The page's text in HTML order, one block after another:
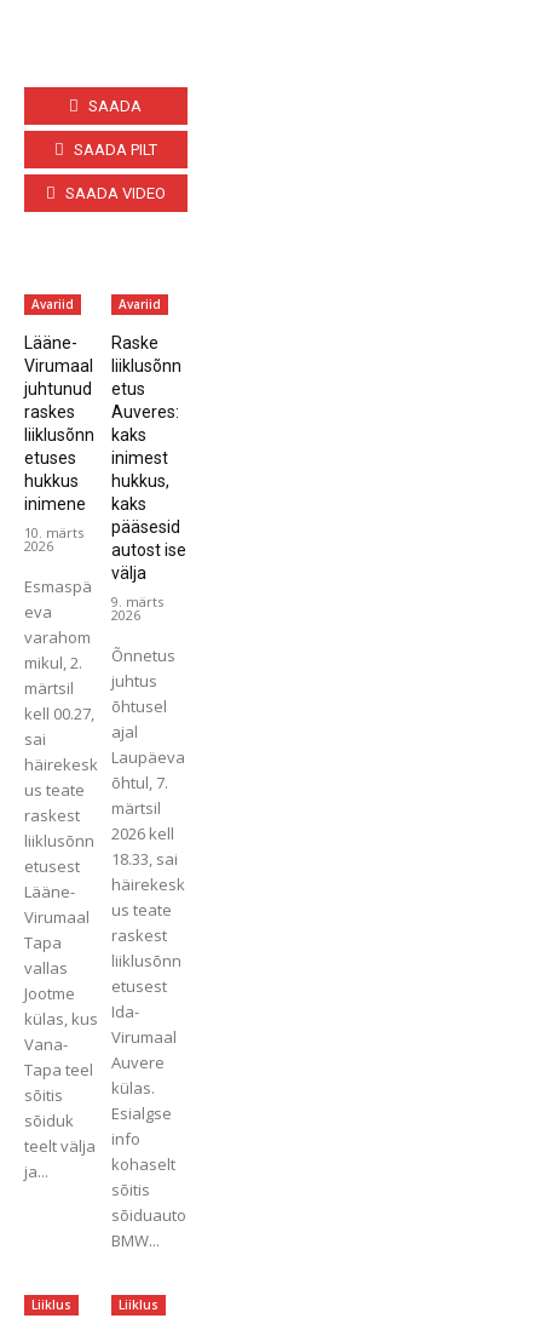
SAADA
TEEMA
SAADA PILT
SAADA VIDEO
Avariid
Lääne-
Virumaal
juhtunud
raskes
liiklusõnn
etuses
hukkus
inimene
10. märts
2026
Esmaspä
eva
varahom
mikul, 2.
märtsil
kell 00.27,
sai
häirekesk
us teate
raskest
liiklusõnn
etusest
Lääne-
Virumaal
Tapa
vallas
Jootme
külas, kus
Vana-
Tapa teel
sõitis
sõiduk
teelt välja
ja...
Avariid
Raske
liiklusõnn
etus
Auveres:
kaks
inimest
hukkus,
kaks
pääsesid
autost ise
välja
9. märts
2026
Õnnetus
juhtus
õhtusel
ajal
Laupäeva
õhtul, 7.
märtsil
2026 kell
18.33, sai
häirekesk
us teate
raskest
liiklusõnn
etusest
Ida-
Virumaal
Auvere
külas.
Esialgse
info
kohaselt
sõitis
sõiduauto
BMW...
Liiklus Liiklus